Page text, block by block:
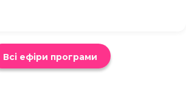
Всі ефіри програми